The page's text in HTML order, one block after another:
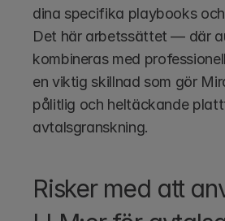
dina specifika playbooks
Det här arbetssättet — där
kombineras med
en viktig skillnad som gör
pålitlig och heltäckande
avtalsgranskning.
Risker med att